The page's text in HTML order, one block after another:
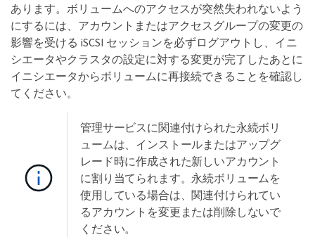
あります。ボリュームへのアクセスが突然失われないよう
にするには、アカウントまたはアクセスグループの変更の
影響を受ける iSCSI セッションを必ずログアウトし、イニ
シエータやクラスタの設定に対する変更が完了したあとに
イニシエータからボリュームに再接続できることを確認し
てください。
管理サービスに関連付けられた永続ボリ
ュームは、インストールまたはアップグ
レード時に作成された新しいアカウント
に割り当てられます。永続ボリュームを
使用している場合は、関連付けられてい
るアカウントを変更または削除しないで
ください。